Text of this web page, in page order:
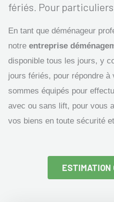
fériés. Pour
En tant que déménageur
notre entreprise
disponible tous les jours, y
jours fériés, pour répondre à
sommes équipés pour
avec ou sans lift, pour vous
vos biens en toute sécurité
ESTIMATION